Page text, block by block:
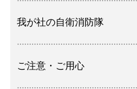
我が社の自衛消防隊
ご注意・ご用心